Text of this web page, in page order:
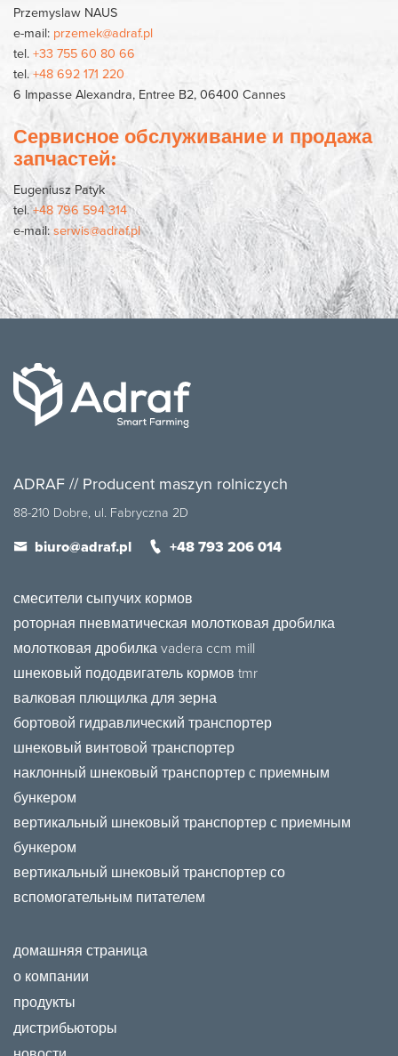
Przemyslaw NAUS
e-mail: przemek@adraf.pl
tel.+33 755 60 80 66
tel.+48 692 171 220
6 Impasse Alexandra, Entree B2, 06400 Cannes
Сервисное обслуживание и продажа
запчастей:
Eugeniusz Patyk
tel.+48 796 594 314
e-mail:serwis@adraf.pl
ADRAF // Producent maszyn rolniczych
88-210 Dobre, ul. Fabryczna 2D
biuro@adraf.pl +48 793 206 014
домашняя страница
о компании
продукты
дистрибьюторы
смесители сыпучих кормов
роторная пневматическая молотковая дробилка
молотковая дробилка vadera ccm mill
шнековый пододвигатель кормов tmr
валковая плющилка для зерна
бортовой гидравлический транспортер
шнековый винтовой транспортер
наклонный шнековый транспортер с приемным
бункером
вертикальный шнековый транспортер с приемным
бункером
вертикальный шнековый транспортер со
вспомогательным питателем